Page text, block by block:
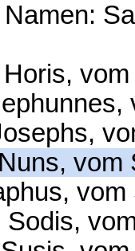
vom
vom